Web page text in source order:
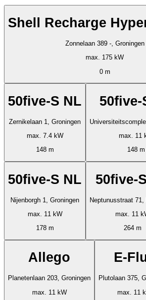
Shell Recharge
Zonnelaan 389 -, Groningen
max. 175 kW
0 m
50five-S NL
Zernikelaan 1, Groningen
max. 7.4 kW
148 m
50five-
max. 11
148 m
50five-S NL
Nijenborgh 1, Groningen
max. 11 kW
178 m
50five-
Neptunusstraat 71,
max. 11
264 m
Allego
Planetenlaan 203, Groningen
max. 11 kW
E-
Plutolaan 375,
max. 11